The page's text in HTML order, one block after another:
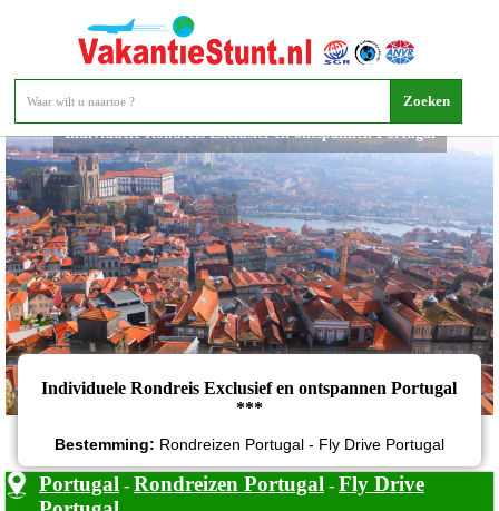
Individuele Rondreis Exclusief en ontspannen Portugal
Individuele Rondreis Exclusief en ontspannen Portugal
***
Bestemming: Rondreizen Portugal - Fly Drive Portugal
Portugal - Rondreizen Portugal - Fly Drive